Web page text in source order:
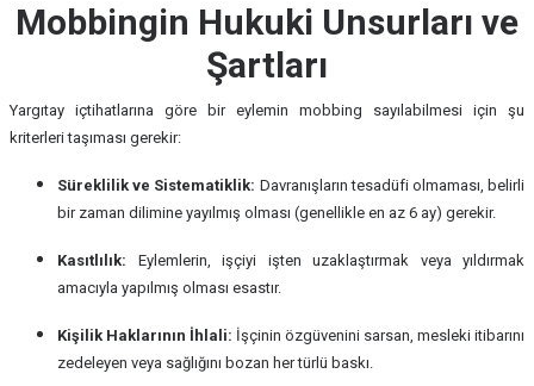
Mobbingin Hukuki Unsurları ve
Şartları
Yargıtay içtihatlarına göre bir eylemin mobbing sayılabilmesi için şu
kriterleri taşıması gerekir:
Süreklilik ve Sistematiklik: Davranışların tesadüfi olmaması, belirli
bir zaman dilimine yayılmış olması (genellikle en az 6 ay) gerekir.
Kasıtlılık: Eylemlerin, işçiyi işten uzaklaştırmak veya yıldırmak
amacıyla yapılmış olması esastır.
Kişilik Haklarının İhlali: İşçinin özgüvenini sarsan, mesleki itibarını
zedeleyen veya sağlığını bozan her türlü baskı.